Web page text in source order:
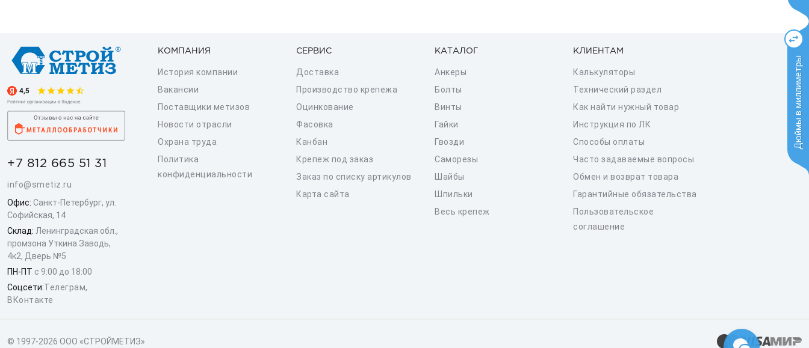
Дюймы в миллиметры
+7 812 665 51 31
info@smetiz.ru
Офис: Санкт-Петербург, ул.
Софийская, 14
Склад: Ленинградская обл.,
промзона Уткина Заводь,
4к2, Дверь №5
ПН-ПТ с 9:00 до 18:00
Соцсети:Телеграм,
ВКонтакте
КОМПАНИЯ
История компании
Вакансии
Поставщики метизов
Новости отрасли
Охрана труда
Политика
конфиденциальности
СЕРВИС
Доставка
Производство крепежа
Оцинкование
Фасовка
Канбан
Крепеж под заказ
Заказ по списку артикулов
Карта сайта
КАТАЛОГ
Анкеры
Болты
Винты
Гайки
Гвозди
Саморезы
Шайбы
Шпильки
Весь крепеж
КЛИЕНТАМ
Калькуляторы
Технический раздел
Как найти нужный товар
Инструкция по ЛК
Способы оплаты
Часто задаваемые вопросы
Обмен и возврат товара
Гарантийные обязательства
Пользовательское
соглашение
© 1997-2026 ООО «СТРОЙМЕТИЗ»